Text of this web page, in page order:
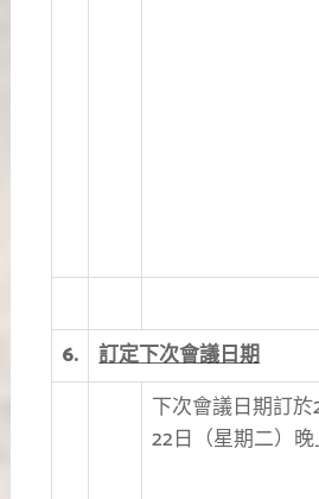
6.
訂定下次會議日期
下次會議日期訂於
22日（星期二）晚